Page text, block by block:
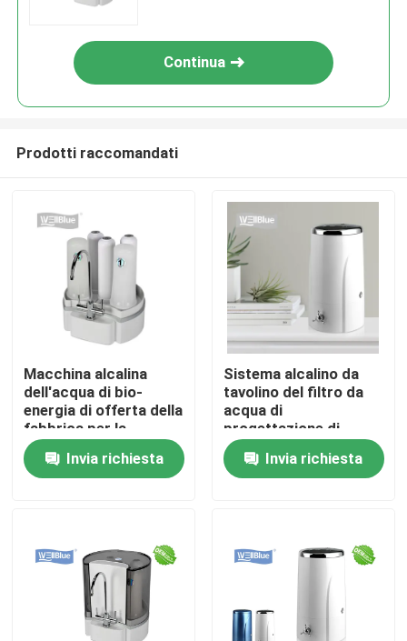
Chi siamo
Contatti
Continua
Prodotti raccomandati
Macchina alcalina
dell'acqua di bio-
energia di offerta della
fabbrica per la
bevanda sana che
cerca i distributori
commerciali
Invia richiesta
Sistema alcalino da
tavolino del filtro da
acqua di
progettazione di
modo senza filtro da
acqua dell'idrogeno
dell'alimentazione
Invia richiesta